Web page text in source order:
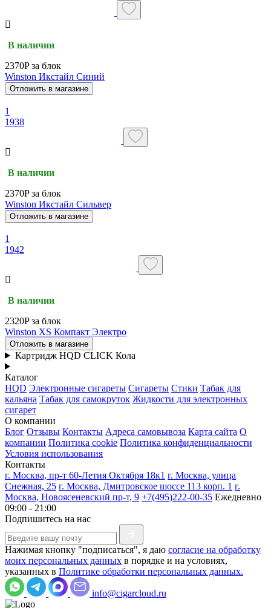
В наличии
2370P за блок
Winston Икстайл Синий
Отложить в магазине
1
1938
В наличии
2370P за блок
Winston Икстайл Сильвер
Отложить в магазине
1
1942
В наличии
2320P за блок
Winston XS Компакт Электро
Отложить в магазине
Картридж HQD CLICK Кола
Каталог
HQD Электронные сигареты Сигареты Стики Табак для
кальяна Табак для самокруток Жидкости для электронных
сигарет
О компании
Блог Отзывы Контакты Адреса самовывоза Карта сайта О
компании Политика cookie Политика конфиденциальности
Условия использования
Контакты
г. Москва, пр-т 60-Летия Октября 18к1 г. Москва, улица
Снежная, 25 г. Москва, Дмитровское шоссе 113 корп. 1 г.
Москва, Новоясеневский пр-т, 9 +7(495)222-00-35 Ежедневно
09:00 - 21:00
Подпишитесь на нас
Нажимая кнопку "подписаться", я даю согласие на обработку
моих персональных данных в порядке и на условиях,
указанных в Политике обработки персональных данных.
info@cigarcloud.ru